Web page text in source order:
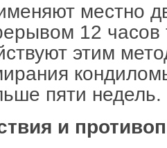
местно
12 часов
этим
пяти недель.
и